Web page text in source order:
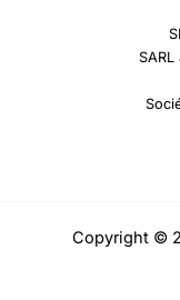
Copyright ©